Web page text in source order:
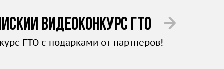
видеоконкурс ГТО
ГТО с подарками от партнеров!